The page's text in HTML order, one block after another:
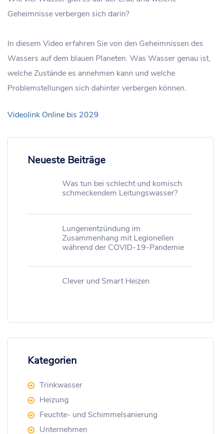
Geheimnisse verbergen sich darin?
In diesem Video erfahren Sie von den Geheimnissen des
Wassers auf dem blauen Planeten. Was Wasser genau ist,
welche Zustände es annehmen kann und welche
Problemstellungen sich dahinter verbergen können.
Videolink Online bis 2029
Neueste Beiträge
Was tun bei schlecht und komisch
schmeckendem Leitungswasser?
Lungenentzündung im
Zusammenhang mit Legionellen
während der COVID-19-Pandemie
Clever und Smart Heizen
Kategorien
Trinkwasser
Heizung
Feuchte- und Schimmelsanierung
Unternehmen